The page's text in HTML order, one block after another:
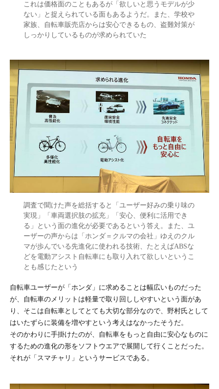
これは価格面のこともあるが「欲しいと思うモデルが少
ない」と捉えられている面もあるようだ。また、学校や
家族、自転車販売店からは安心できるもの、盗難対策が
しっかりしているものが求められていた
調査で聞けた声を総括すると「ユーザー好みの乗り味の
実現」「車両選択肢の拡充」「安心、便利に活用でき
る」という面の進化が必要であるという答え。また、ユ
ーザーの声からは「ホンダ＝クルマの会社」ゆえのクル
マが歩んでいる先進化に使われる技術、たとえばABSな
どを電動アシスト自転車にも取り入れて欲しいというこ
とも感じたという
自転車ユーザーが「ホンダ」に求めることは幅広いものだった
が、自転車のメリットは軽量で取り回ししやすいという面があ
り、そこは自転車としてとても大切な部分なので、野村氏として
はいたずらに装備を増やすという考えはなかったそうだ。
そのかわりに手掛けたのが、自転車をもっと自由に安心なものに
するための進化の形をソフトウエアで展開して行くことだった。
それが「スマチャリ」というサービスである。